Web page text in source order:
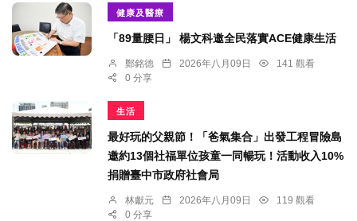
健康及醫療
「89量腰日」 楊文科邀全民落實ACE健康生活
鄭銘德 2026年八月09日
141 觀看
0 分享
生活
最好玩的父親節！「爸氣集合」出發工程冒險島
邀約13個社福單位孩童一同暢玩！活動收入10%
捐贈臺中市政府社會局
林獻元 2026年八月09日
119 觀看
0 分享